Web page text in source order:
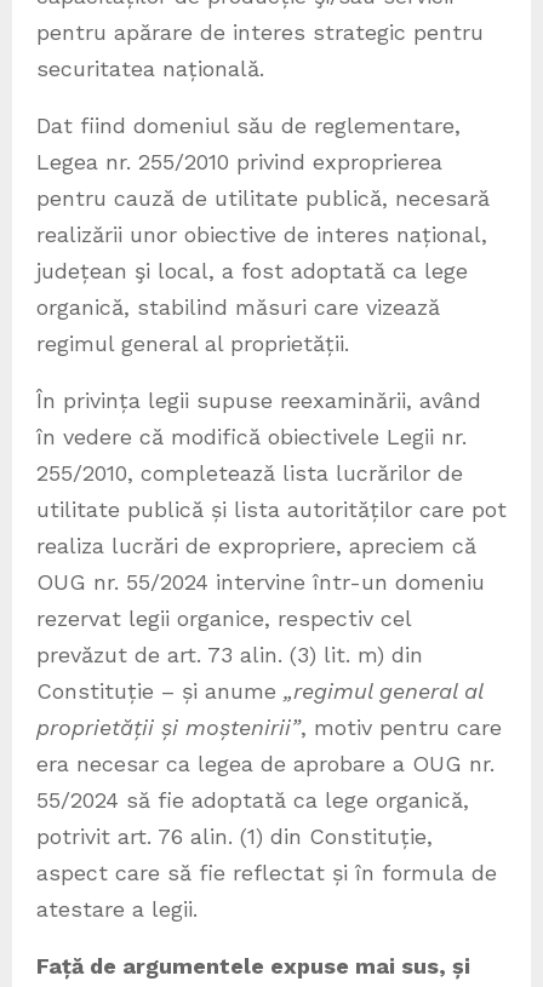
pentru apărare de interes strategic pentru
securitatea națională.
Dat fiind domeniul său de reglementare,
Legea nr. 255/2010 privind exproprierea
pentru cauză de utilitate publică, necesară
realizării unor obiective de interes național,
județean şi local, a fost adoptată ca lege
organică, stabilind măsuri care vizează
regimul general al proprietății.
În privința legii supuse reexaminării, având
în vedere că modifică obiectivele Legii nr.
255/2010, completează lista lucrărilor de
utilitate publică și lista autorităților care pot
realiza lucrări de expropriere, apreciem că
OUG nr. 55/2024 intervine într-un domeniu
rezervat legii organice, respectiv cel
prevăzut de art. 73 alin. (3) lit. m) din
Constituție – și anume „regimul general al
proprietății și moștenirii”, motiv pentru care
era necesar ca legea de aprobare a OUG nr.
55/2024 să fie adoptată ca lege organică,
potrivit art. 76 alin. (1) din Constituție,
aspect care să fie reflectat și în formula de
atestare a legii.
Față de argumentele expuse mai sus, și